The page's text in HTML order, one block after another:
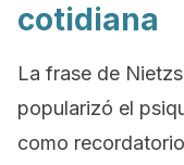
cotidiana
La frase de
popularizó el
como